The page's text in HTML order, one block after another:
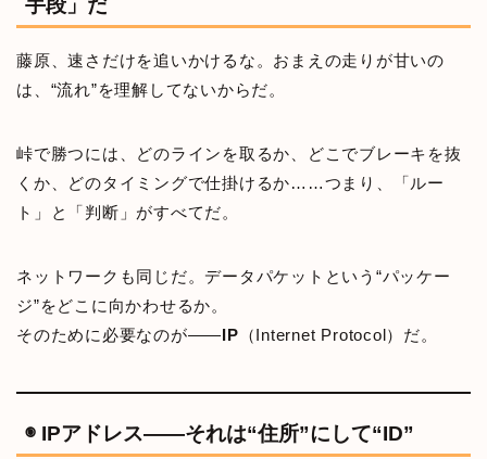
藤原、速さだけを追いかけるな。おまえの走りが甘いの
は、“流れ”を理解してないからだ。
峠で勝つには、どのラインを取るか、どこでブレーキを抜
くか、どのタイミングで仕掛けるか……つまり、「ルー
ト」と「判断」がすべてだ。
ネットワークも同じだ。データパケットという“パッケー
ジ”をどこに向かわせるか。
そのために必要なのが――IP （Internet Protocol）だ。
◉ IPアドレス――それは“住所”にして“ID”